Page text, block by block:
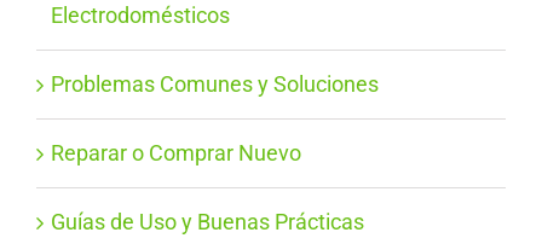
Electrodomésticos
Problemas Comunes y Soluciones
Reparar o Comprar Nuevo
Guías de Uso y Buenas Prácticas